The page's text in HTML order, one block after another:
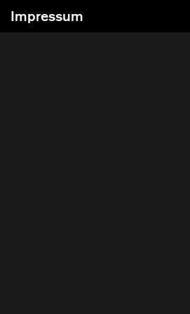
Impressum